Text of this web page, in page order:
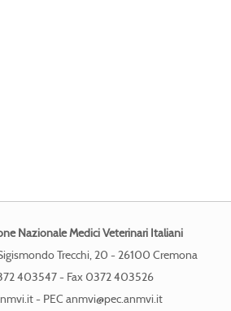
Nazionale Medici Veterinari Italiani
Trecchi, 20 - 26100 Cremona
403547 - Fax 0372 403526
- PEC anmvi@pec.anmvi.it